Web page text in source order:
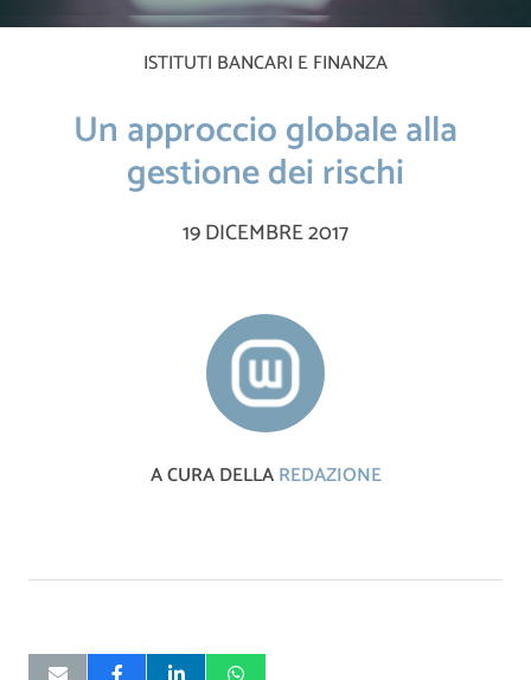
ISTITUTI BANCARI E FINANZA
Un approccio globale alla
gestione dei rischi
19 DICEMBRE 2017
A CURA DELLAREDAZIONE